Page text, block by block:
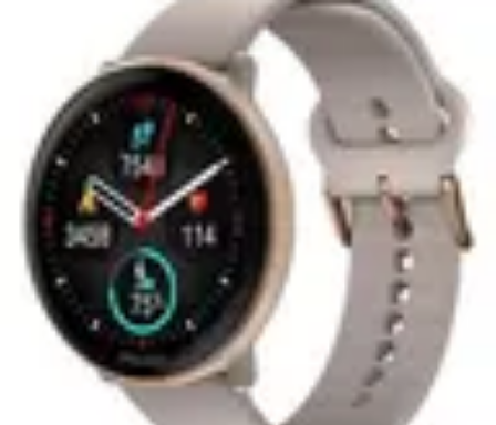
Consejos y Mantenimiento
Guías y Tutoriales
Consejos de
Guía de CompraGuías de Compra
Urgencia Alarma